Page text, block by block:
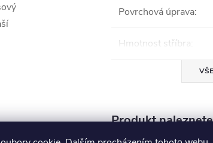
je
Povrchová úprava:
Hmotnost stříbra:
Produkt